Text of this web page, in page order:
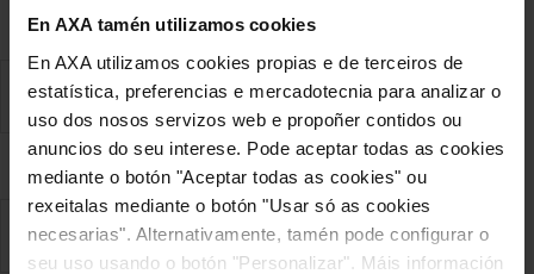
En AXA tamén utilizamos cookies
En AXA utilizamos cookies propias e de terceiros de
estatística, preferencias e mercadotecnia para analizar o
uso dos nosos servizos web e propoñer contidos ou
anuncios do seu interese. Pode aceptar todas as cookies
mediante o botón "Aceptar todas as cookies" ou
rexeitalas mediante o botón "Usar só as cookies
necesarias". Alternativamente, tamén pode configurar o
seu uso usando o botón "Personalizar". Máis información
Asistencia en el hogar Básica
Daños producidos por actos vandálicos del inquilino